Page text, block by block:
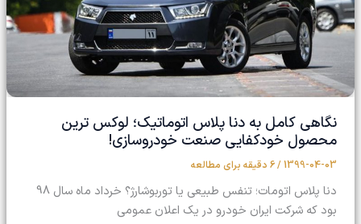
نگاهی کامل به دنا پلاس اتوماتیک؛ لوکس ترین
محصول خودکفایی صنعت خودروسازی!
1399-04-03
/6 دقیقه برای مطالعه
دنا پلاس اتومات؛ تنفس طبیعی یا توربوشارژ؟ خرداد ماه سال 98
بود که شرکت ایران خودرو در یک اعلان عمومی